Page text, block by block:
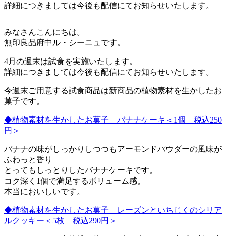
詳細につきましては今後も配信にてお知らせいたします。
みなさんこんにちは。
無印良品府中ル・シーニュです。
4月の週末は試食を実施いたします。
詳細につきましては今後も配信にてお知らせいたします。
今週末ご用意する試食商品は新商品の植物素材を生かしたお
菓子です。
◆植物素材を生かしたお菓子 バナナケーキ＜1個 税込250
円＞
バナナの味がしっかりしつつもアーモンドパウダーの風味が
ふわっと香り
とってもしっとりしたバナナケーキです。
コク深く1個で満足するボリューム感。
本当においしいです。
◆植物素材を生かしたお菓子 レーズンといちじくのシリア
ルクッキー＜5枚 税込290円＞